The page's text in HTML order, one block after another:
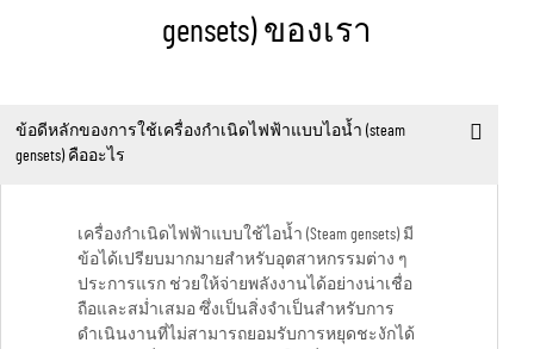
gensets) ของเรา
ข้อดีหลักของการใช้เครื่องกำเนิดไฟฟ้าแบบไอน้ำ (steam
gensets) คืออะไร
เครื่องกำเนิดไฟฟ้าแบบใช้ไอน้ำ (Steam gensets) มี
ข้อได้เปรียบมากมายสำหรับอุตสาหกรรมต่าง ๆ
ประการแรก ช่วยให้จ่ายพลังงานได้อย่างน่าเชื่อ
ถือและสม่ำเสมอ ซึ่งเป็นสิ่งจำเป็นสำหรับการ
ดำเนินงานที่ไม่สามารถยอมรับการหยุดชะงักได้